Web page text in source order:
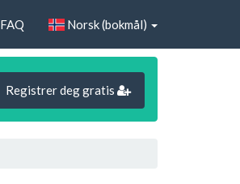
FAQ Norsk (bokmål)
Registrer deg gratis